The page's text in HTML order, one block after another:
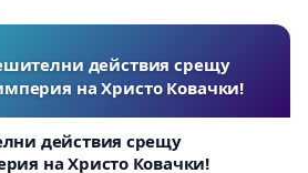
действия срещу
на Христо Ковачки!
действия срещу
на Христо Ковачки!